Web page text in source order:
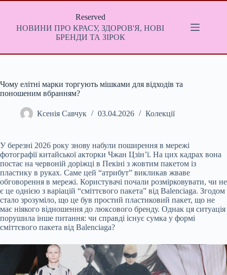
Перейти
Reserved
НОВИНИ ПРО КРАСУ, ЗДОРОВ'Я, НОВІ
БРЕНДИ ТА ЗІРОК
Чому елітні марки торгують мішками для відходів та
поношеним вбранням?
Ксенія Савчук 03.04.2026 Колекції
У березні 2026 року знову набули поширення в мережі
фотографії китайської акторки Чжан Цзін’ї. На цих кадрах вона
постає на червоній доріжці в Пекіні з жовтим пакетом із
пластику в руках. Саме цей “атрибут” викликав жваве
обговорення в мережі. Користувачі почали розмірковувати, чи не
є це однією з варіацій “сміттєвого пакета” від Balenciaga. Згодом
стало зрозуміло, що це був простий пластиковий пакет, що не
має ніякого відношення до люксового бренду. Однак ця ситуація
порушила інше питання: чи справді існує сумка у формі
сміттєвого пакета від Balenciaga?